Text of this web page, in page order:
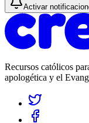
Activar
Recursos católicos
apologética y el